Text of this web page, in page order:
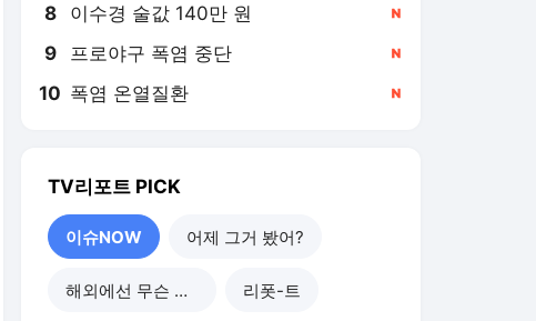
8 이수경 술값 140만 원
9 프로야구 폭염 중단
10 폭염 온열질환
TV리포트 PICK
이슈NOW 어제 그거 봤어?
해외에선 무슨 일이? 리폿-트